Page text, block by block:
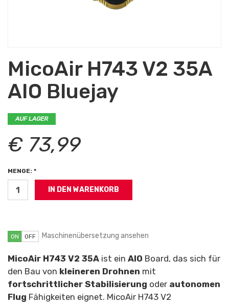
MicoAir H743 V2 35A
AIO Bluejay
AUF LAGER
€ 73,99
MENGE: *
ON OFF Maschinenübersetzung ansehen
MicoAir H743 V2 35A ist ein AIO Board, das sich für
den Bau von kleineren Drohnen mit
fortschrittlicher Stabilisierung oder autonomen
Flug Fähigkeiten eignet. MicoAir H743 V2